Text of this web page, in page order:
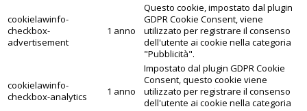
cookielawinfo-
checkbox-
advertisement
1 anno
Questo cookie, impostato dal plugin
GDPR Cookie Consent, viene
utilizzato per registrare il consenso
dell'utente ai cookie nella categoria
"Pubblicità".
cookielawinfo-
checkbox-analytics
1 anno
Impostato dal plugin GDPR Cookie
Consent, questo cookie viene
utilizzato per registrare il consenso
dell'utente ai cookie nella categoria